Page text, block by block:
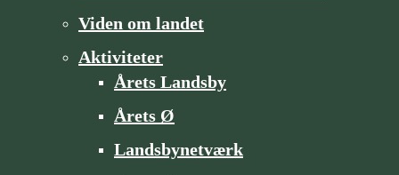
Viden om landet
Aktiviteter
Årets Landsby
Årets Ø
Landsbynetværk